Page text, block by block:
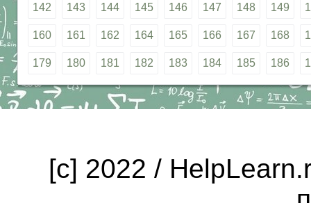
142 143 144 145 146 147 148 149
160 161 162 164 165 166 167 168
179 180 181 182 183 184 185 186
[c] 2022 /